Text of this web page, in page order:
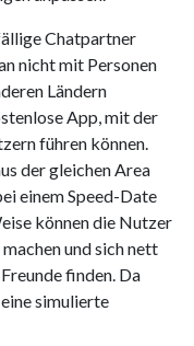
Chatpartner
nicht mit Personen
Ländern
App, mit der
führen können.
der gleichen Area
einem Speed-Date
können die Nutzer
und sich nett
finden. Da
simulierte